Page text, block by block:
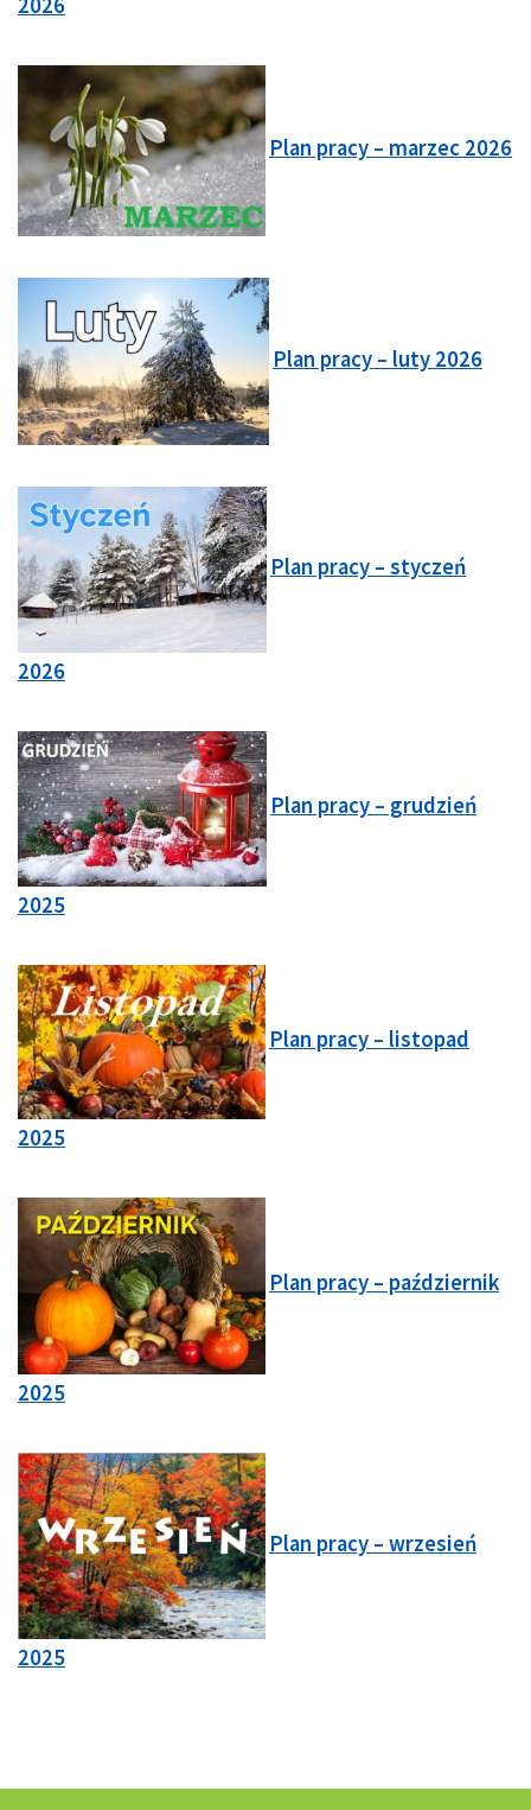
2026
Plan pracy – marzec 2026
Plan pracy – luty 2026
Plan pracy – styczeń
2026
Plan pracy – grudzień
2025
Plan pracy – listopad
2025
Plan pracy – październik
2025
Plan pracy – wrzesień
2025